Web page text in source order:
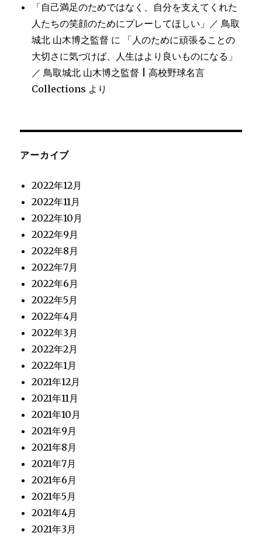
「自己満足のためではなく、自分を支えてくれた
人たちの笑顔のためにプレーしてほしい」／ 鳥取
城北 山木博之監督 に
「人のために頑張ることの
大切さに気づけば、人生はより良いものになる」
／ 鳥取城北 山木博之監督 | 高校野球名言
Collections より
アーカイブ
2022年12月
2022年11月
2022年10月
2022年9月
2022年8月
2022年7月
2022年6月
2022年5月
2022年4月
2022年3月
2022年2月
2022年1月
2021年12月
2021年11月
2021年10月
2021年9月
2021年8月
2021年7月
2021年6月
2021年5月
2021年4月
2021年3月